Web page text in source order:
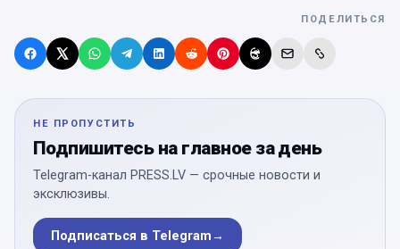
ПОДЕЛИТЬСЯ
НЕ ПРОПУСТИТЬ
Подпишитесь на главное за день
Telegram-канал PRESS.LV — срочные новости и
эксклюзивы.
Подписаться в Telegram→